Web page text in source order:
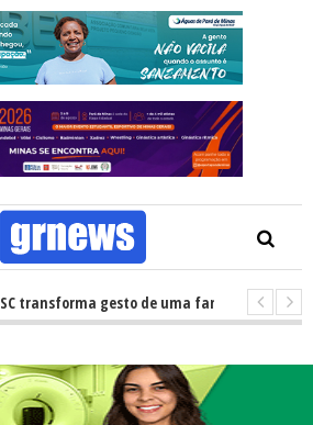
gesto de uma família em esperança